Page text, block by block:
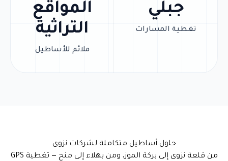
جبلي
تغطية المسارات
المواقع
التراثية
ملائم للأساطيل
حلول أساطيل متكاملة لشركات نزوى
من قلعة نزوى إلى بركة الموز، ومن بهلاء إلى منح — تغطية GPS